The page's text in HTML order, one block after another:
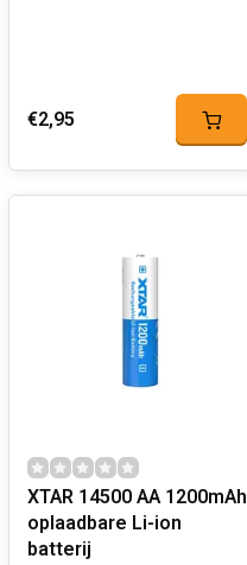
€2,95
XTAR 14500 AA 1200mAh
oplaadbare Li-ion
batterij